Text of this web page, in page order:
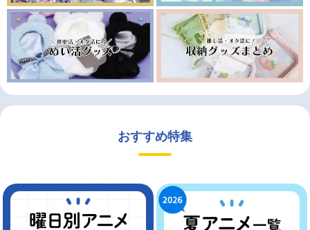
おすすめ特集